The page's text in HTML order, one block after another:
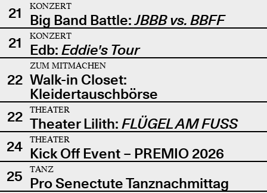
21
KONZERT
Big Band Battle:JBBB vs. BBFF
21
KONZERT
Edb: Eddie's Tour
22
ZUM MITMACHEN
Walk-in Closet:
Kleidertauschbörse
22
THEATER
Theater Lilith: FLÜGEL AM FUSS
24
THEATER
Kick Off Event – PREMIO 2026
25
TANZ
Pro Senectute Tanznachmittag